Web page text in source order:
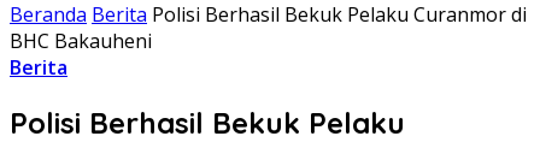
Beranda Berita Polisi Berhasil Bekuk Pelaku Curanmor di
BHC Bakauheni
Berita
Polisi Berhasil Bekuk Pelaku